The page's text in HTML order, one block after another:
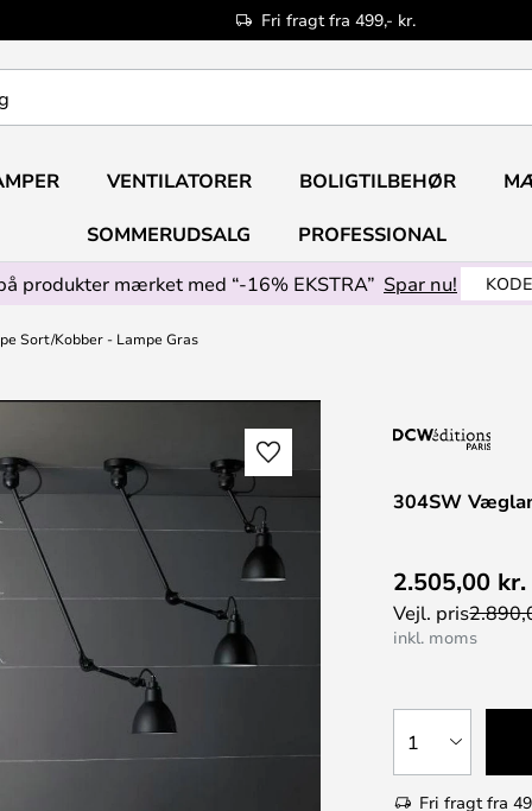
Fri fragt fra 499,- kr.
VENTILATORER BOLIGTILBEHØR
SOMMERUDSALG
PROFESSIONAL
produkter mærket med “-16% EKSTRA” Spar nu!
Sort/Kobber - Lampe Gras
304SW
2.505,00 kr.
Vejl. pris
inkl. moms
1
Fri fragt fra